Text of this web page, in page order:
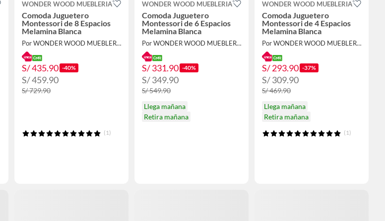
WONDER WOOD MUEBLERIA
Comoda Juguetero
Montessori de 8 Espacios
Melamina Blanca
Por WONDER WOOD MUEBLERIA
S/ 435.90 -40%
S/ 459.90
S/ 729.90
(1)
WONDER WOOD MUEBLERIA
Comoda Juguetero
Montessori de 6 Espacios
Melamina Blanca
Por WONDER WOOD MUEBLERIA
S/ 331.90 -40%
S/ 349.90
S/ 549.90
Llega mañana
Retira mañana
WONDER WOOD MUEBLERIA
Comoda Juguetero
Montessori de 4 Espacios
Melamina Blanca
Por WONDER WOOD MUEBLERIA
S/ 293.90 -37%
S/ 309.90
S/ 469.90
Llega mañana
Retira mañana
(1)